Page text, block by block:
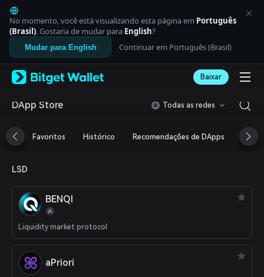
English
日本語
Tiếng Việt
Русский
Español (Latinoamérica)
Italiano
Deutsch
繁體中文
Português (Portugal)
ภาษาไทย
हिन्दी
Español
Português (Brasil)
Español (Argentina)
No momento, você está visualizando esta página em Português
(Brasil). Gostaria de mudar para English?
Mudar para English Continuar em Português (Brasil)
Baixar
DApp Store Todas as redes
Favoritos Histórico Recomendações de DApps
LSD
BENQI
Liquidity market protocol
aPriori